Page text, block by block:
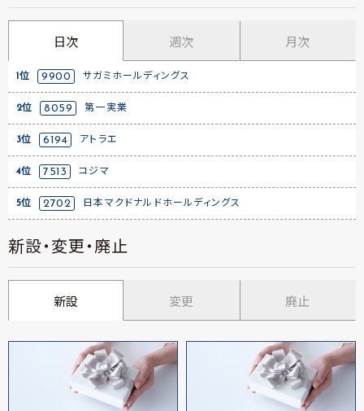
日次 週次 月次
1位 9900 サガミホールディングス
2位 8059 第一実業
3位 6194 アトラエ
4位 7513 コジマ
5位 2702 日本マクドナルドホールディングス
新設・変更・廃止
新設 変更 廃止